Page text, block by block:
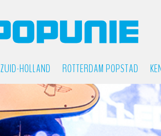
ZUID-HOLLAND ROTTERDAM POPSTAD